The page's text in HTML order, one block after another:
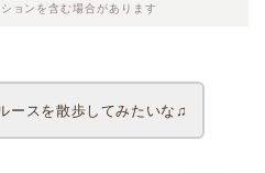
ョンを含む場合があります
ースを散歩してみたいな♫